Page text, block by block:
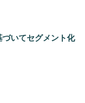
いてセグメント化